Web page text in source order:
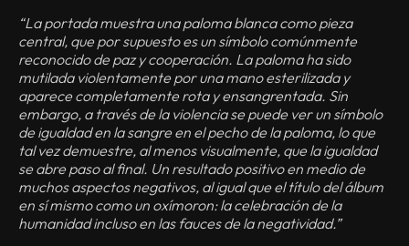
“La portada muestra una paloma blanca como pieza
central, que por supuesto es un símbolo comúnmente
reconocido de paz y cooperación. La paloma ha sido
mutilada violentamente por una mano esterilizada y
aparece completamente rota y ensangrentada. Sin
embargo, a través de la violencia se puede ver un símbolo
de igualdad en la sangre en el pecho de la paloma, lo que
tal vez demuestre, al menos visualmente, que la igualdad
se abre paso al final. Un resultado positivo en medio de
muchos aspectos negativos, al igual que el título del álbum
en sí mismo como un oxímoron: la celebración de la
humanidad incluso en las fauces de la negatividad.”